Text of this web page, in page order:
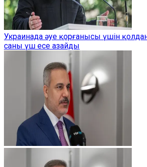
Украинада әуе қорғанысы үшін
саны үш есе азайды